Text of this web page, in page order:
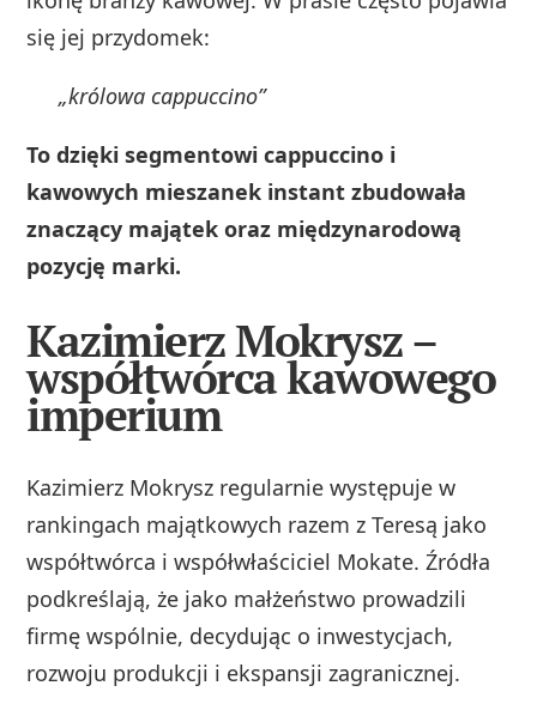
się jej przydomek:
„królowa cappuccino”
To dzięki segmentowi cappuccino i
kawowych mieszanek instant zbudowała
znaczący majątek oraz międzynarodową
pozycję marki.
Kazimierz Mokrysz –
współtwórca kawowego
imperium
Kazimierz Mokrysz regularnie występuje w
rankingach majątkowych razem z Teresą jako
współtwórca i współwłaściciel Mokate. Źródła
podkreślają, że jako małżeństwo prowadzili
firmę wspólnie, decydując o inwestycjach,
rozwoju produkcji i ekspansji zagranicznej.